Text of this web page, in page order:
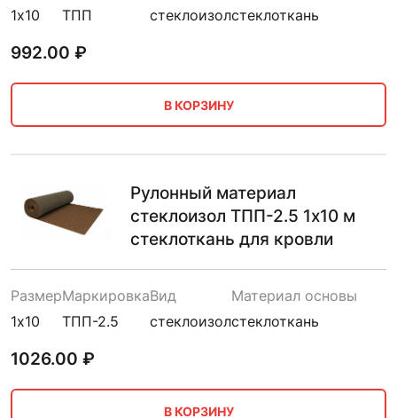
1х10
ТПП
стеклоизолстеклоткань
992.00 ₽
В КОРЗИНУ
Рулонный материал
стеклоизол ТПП-2.5 1х10 м
стеклоткань для кровли
Размер
1х10
Маркировка
ТПП-2.5
Вид
стеклоизол
Материал основы
стеклоткань
1026.00 ₽
В КОРЗИНУ